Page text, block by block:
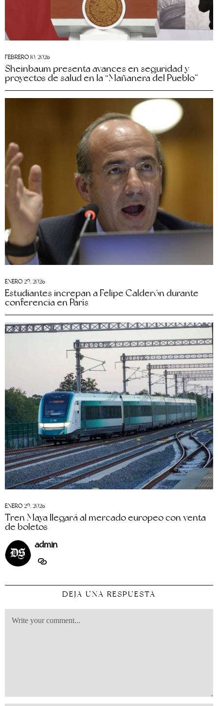
FEBRERO 10, 2026
Sheinbaum presenta avances en seguridad y
proyectos de salud en la “Mañanera del Pueblo”
ENERO 29, 2026
Estudiantes increpan a Felipe Calderón durante
conferencia en París
ENERO 29, 2026
Tren Maya llegará al mercado europeo con venta
de boletos
admin
DEJA UNA RESPUESTA